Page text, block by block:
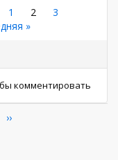
Страница
1
Текущая
2 Страница
3
»
комментировать
Следующая
››